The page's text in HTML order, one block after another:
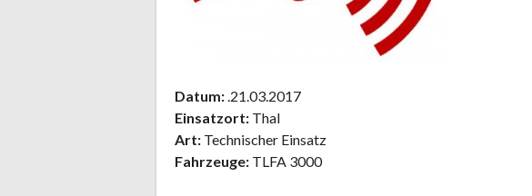
Datum:.21.03.2017
Einsatzort: Thal
Art: Technischer Einsatz
Fahrzeuge: TLFA 3000